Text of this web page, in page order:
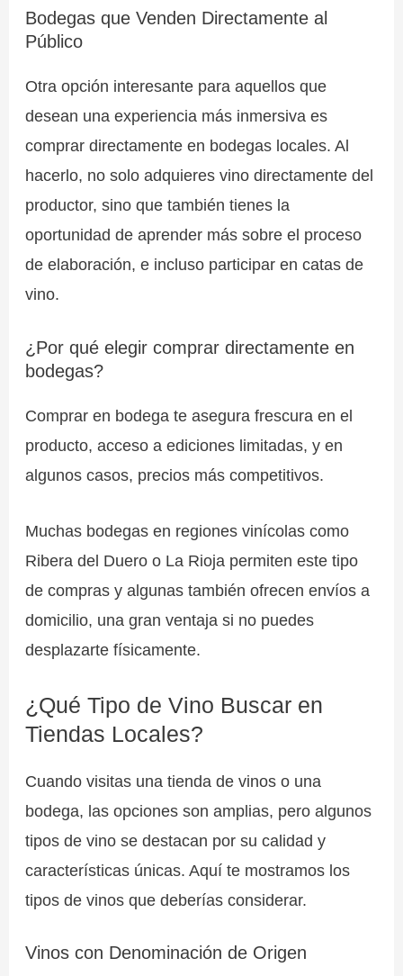
Bodegas que Venden Directamente al
Público
Otra opción interesante para aquellos que
desean una experiencia más inmersiva es
comprar directamente en bodegas locales. Al
hacerlo, no solo adquieres vino directamente del
productor, sino que también tienes la
oportunidad de aprender más sobre el proceso
de elaboración, e incluso participar en catas de
vino.
¿Por qué elegir comprar directamente en
bodegas?
Comprar en bodega te asegura frescura en el
producto, acceso a ediciones limitadas, y en
algunos casos, precios más competitivos.
Muchas bodegas en regiones vinícolas como
Ribera del Duero o La Rioja permiten este tipo
de compras y algunas también ofrecen envíos a
domicilio, una gran ventaja si no puedes
desplazarte físicamente.
¿Qué Tipo de Vino Buscar en
Tiendas Locales?
Cuando visitas una tienda de vinos o una
bodega, las opciones son amplias, pero algunos
tipos de vino se destacan por su calidad y
características únicas. Aquí te mostramos los
tipos de vinos que deberías considerar.
Vinos con Denominación de Origen